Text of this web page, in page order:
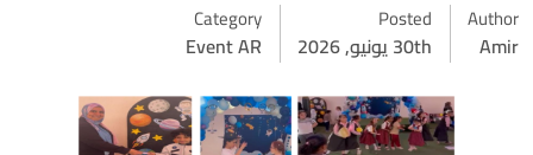
Author
Amir
Posted
30th يونيو, 2026
Category
Event AR